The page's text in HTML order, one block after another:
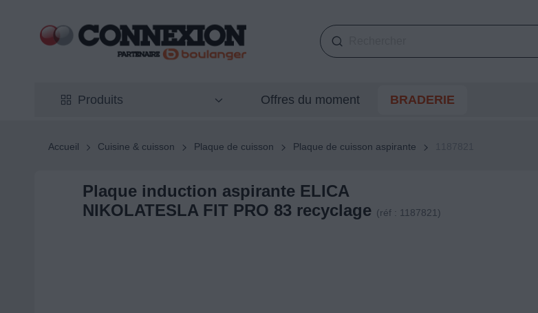
Produits Offres du moment BRADERIE
Accueil Cuisine & cuisson Plaque de cuisson Plaque de cuisson aspirante
Plaque induction aspirante ELICA
NIKOLATESLA FIT PRO 83 recyclage (réf : 1187821)